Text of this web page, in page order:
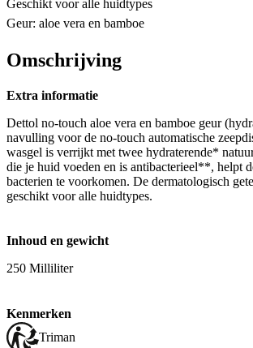
Geschikt voor alle huidtypes
Geur: aloe vera en bamboe
Omschrijving
Extra informatie
Dettol no-touch aloe vera en bamboe geur
navulling voor de no-touch automatische
wasgel is verrijkt met twee hydraterende*
die je huid voeden en is antibacterieel**, helpt
bacterien te voorkomen. De dermatologisch
geschikt voor alle huidtypes.
Inhoud en gewicht
250 Milliliter
Kenmerken
Triman